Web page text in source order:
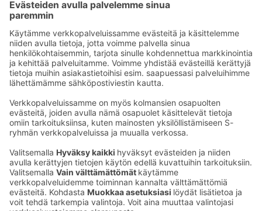
Part of Saaristo-tunnus ohjaa sinut aidoimpiin ja
laadukkaimpiin elämyksiin, palveluihin ja yrityksiin.
Olemme ylpeinä jakamassa yhteisen intohimomme
Suomen Saaristoa kohtaan.
Ota yhteyttä
Hotellien yhteystiedot
Asiakaspalvelun yhteystiedot›
Palaute
Anna palautetta
Sokos Hotels uutiskirje
Tilaa uutiskirje
Saat Sokos Hotellien uusimmat
edut ja uutiset sähköpostiisi
kuukausittain.
Palkinnot ja sertifikaatit
Sokos Hotels somessa
Sokos HotelsSokos Hotels
Sokos
Hotels
Sokos
Hotels